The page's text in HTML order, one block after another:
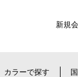
新規
カラーで探す